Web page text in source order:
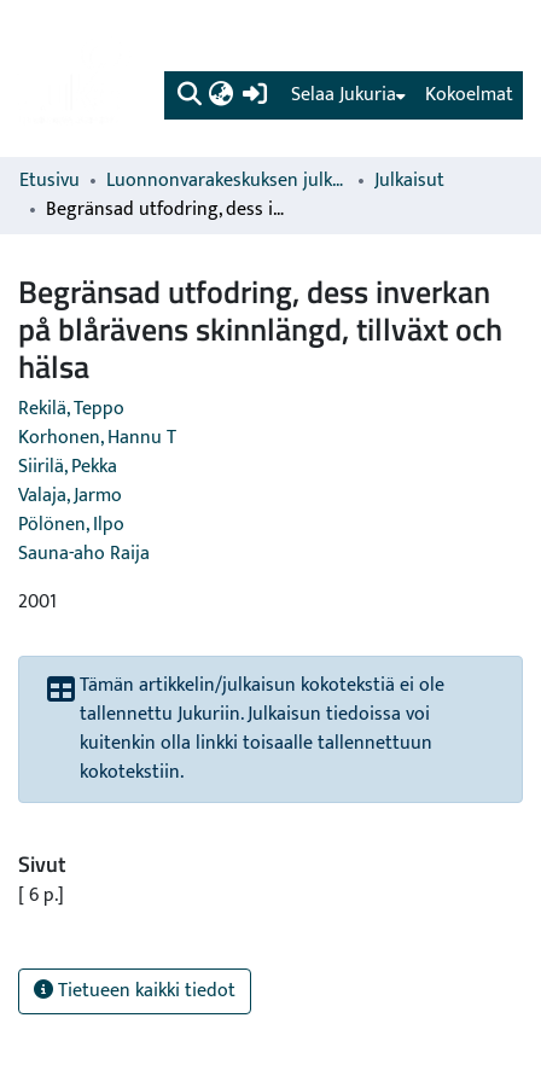
(current) Kokoelmat
Selaa Jukuria
Etusivu Luonnonvarakeskuksen julkaisut
Julkaisut
Begränsad utfodring, dess inverkan på blårävens skinnlängd, tillväxt och hälsa
Begränsad utfodring, dess inverkan
på blårävens skinnlängd, tillväxt och
hälsa
Rekilä, Teppo
Korhonen, Hannu T
Siirilä, Pekka
Valaja, Jarmo
Pölönen, Ilpo
Sauna-aho Raija
2001
Tämän artikkelin/julkaisun kokotekstiä ei ole
tallennettu Jukuriin. Julkaisun tiedoissa voi
kuitenkin olla linkki toisaalle tallennettuun
kokotekstiin.
Sivut
[ 6 p.]
Tietueen kaikki tiedot